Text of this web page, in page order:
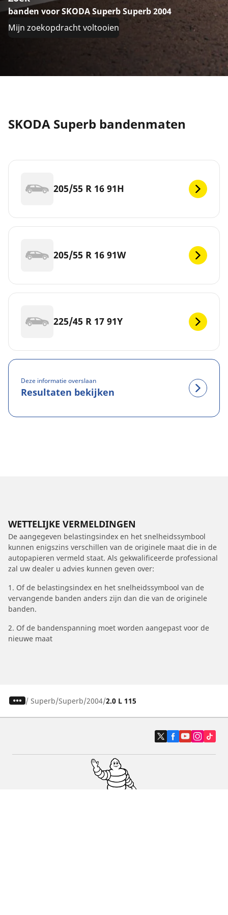
banden voor SKODA Superb Superb 2004
Mijn zoekopdracht voltooien
SKODA Superb bandenmaten
205/55 R 16 91H
205/55 R 16 91W
225/45 R 17 91Y
Deze informatie overslaan
Resultaten bekijken
WETTELIJKE VERMELDINGEN
De aangegeven belastingsindex en het snelheidssymbool
kunnen enigszins verschillen van de originele maat die in de
autopapieren vermeld staat. Als gekwalificeerde professional
zal uw dealer u advies kunnen geven over:
1. Of de belastingsindex en het snelheidssymbool van de
vervangende banden anders zijn dan die van de originele
banden.
2. Of de bandenspanning moet worden aangepast voor de
nieuwe maat
/ Superb Superb 2004 2.0 L 115